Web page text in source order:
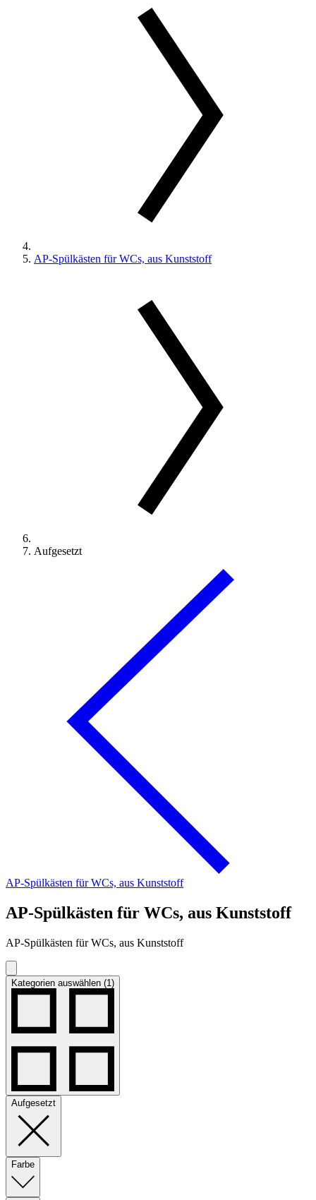
AP-Spülkästen für WCs, aus Kunststoff
Aufgesetzt
AP-Spülkästen für WCs, aus Kunststoff
AP-Spülkästen für WCs, aus Kunststoff
AP-Spülkästen für WCs, aus Kunststoff
Kategorien auswählen (1)
Aufgesetzt
Farbe